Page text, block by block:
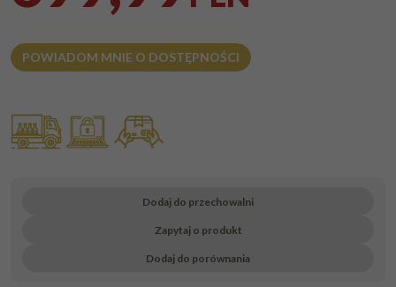
POWIADOM MNIE O DOSTĘPNOŚCI
Dodaj do przechowalni
Zapytaj o produkt
Dodaj do porównania